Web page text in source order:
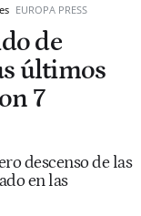
EUROPA PRESS
de
últimos
7
descenso de las
en las